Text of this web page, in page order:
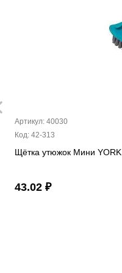
Артикул: 40030
Код: 42-313
Щётка утюжок Мини YORK
43.02 ₽